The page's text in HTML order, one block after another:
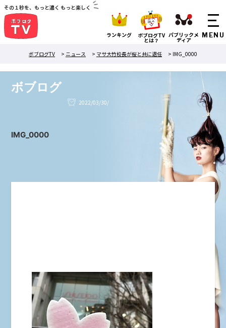
その１秒を、もっと濃く もっと楽しく
ランキング ボブログTV
とは？
パブリックメ
ディア
ボブログTV
> ニュース > マサ大竹校長が桜と共に退任 > IMG_0000
ボブログ
2022/03/30/
IMG_0000